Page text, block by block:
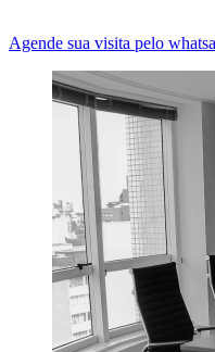
Agende sua visita pelo